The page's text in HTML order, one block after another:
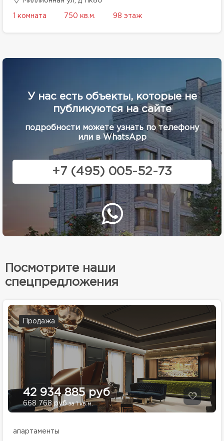
1 комната 750 кв.м. 98 этаж
У нас есть объекты, которые не
публикуются на сайте
подробности можете узнать по телефону
или в WhatsApp
+7 (495) 005-52-73
Посмотрите наши
спецпредложения
Продажа
42 934 885 руб
668 768 рубза 1 кв.м.
апартаменты